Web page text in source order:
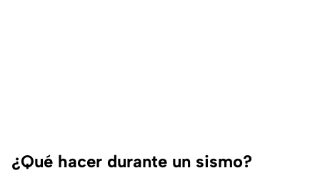
¿Qué hacer durante un sismo?